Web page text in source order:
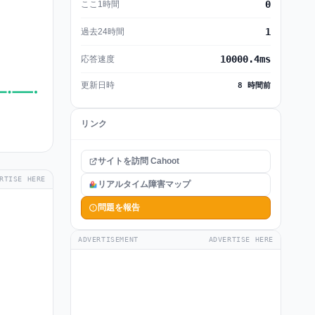
HERE
ここ1時間 0
過去24時間 1
応答速度 10000.4ms
更新日時 8 時間前
リンク
サイトを訪問 Cahoot
リアルタイム障害マップ
問題を報告
ADVERTISEMENT ADVERTISE HERE